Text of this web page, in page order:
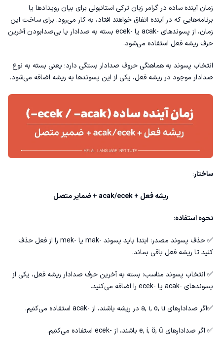
زمان آینده ساده در گرامر زبان ترکی استانبولی برای بیان رویدادها یا
برنامه‌هایی که در آینده اتفاق خواهند افتاد، به کار می‌رود. برای ساخت این
زمان، از پسوندهای -acak یا -ecek بسته به صدادار یا بی‌صدابودن آخرین
حرف ریشه فعل استفاده می‌شود.
انتخاب پسوند به هماهنگی حروف صدادار بستگی دارد؛ یعنی بسته به نوع
صدادار موجود در ریشه فعل، یکی از این پسوندها به ریشه اضافه می‌شود.
ساختار:
ریشه فعل + acak/ecek + ضمایر متصل
نحوه استفاده:
✅ حذف پسوند مصدر: ابتدا باید پسوند -mak یا -mek را از فعل حذف
کنید تا ریشه فعل باقی بماند.
✅ انتخاب پسوند مناسب: بسته به آخرین حرف صدادار ریشه فعل، یکی از
پسوندهای -acak یا -ecek را اضافه می‌کنید.
✅اگر صدادارهای a, ı, o, u در ریشه باشند، از -acak استفاده می‌کنیم.
✅ اگر صدادارهای e, i, ö, ü باشند، از -ecek استفاده می‌کنیم.